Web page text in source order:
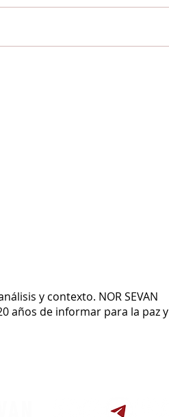
y contexto. NOR SEVAN
años de informar para la paz y